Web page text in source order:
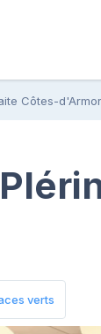
Côtes-d'Armor
verts